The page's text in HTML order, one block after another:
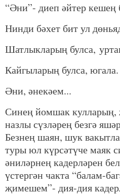
“Әни”- диеп әйтер кешең
Нинди бәхет бит ул
Шатлыкларың булса,
Кайгыларың булса, югала.
Әни, әнекәем...
Синең йомшак
назлы сүзләрең безгә
Безнең шаян, шук
туры юл күрсәтүче маяк
әниләрнең кадерләрен
үстергән чакта “балам-
җимешем”- дия-дия